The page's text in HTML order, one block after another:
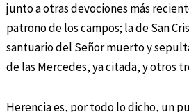
junto a otras devociones más
patrono de los campos; la de San
santuario del Señor muerto y
de las Mercedes, ya citada, y otros
Herencia es, por todo lo dicho, un